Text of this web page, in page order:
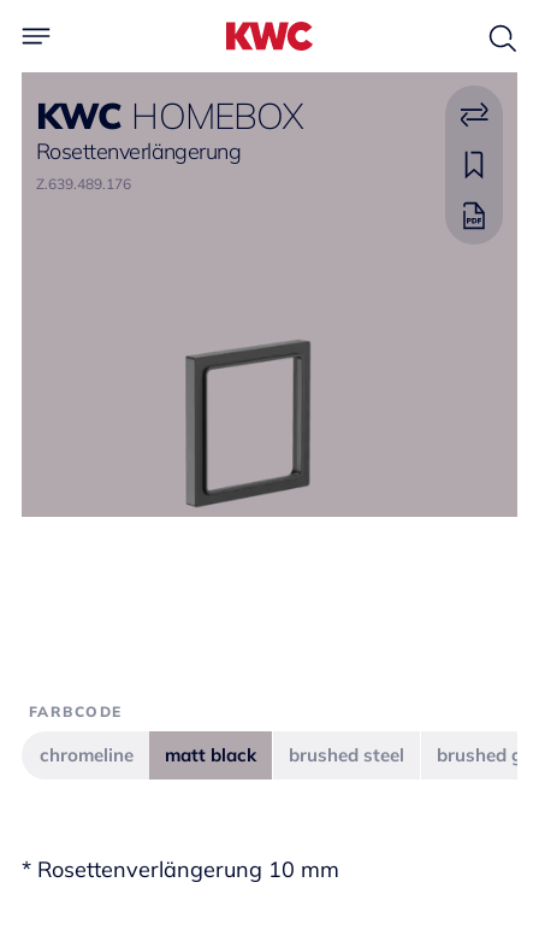
KWC HOMEBOX
Rosettenverlängerung
Z.639.489.176
* Rosettenverlängerung 10 mm
FARBCODE
chromeline matt black brushed steel brushed